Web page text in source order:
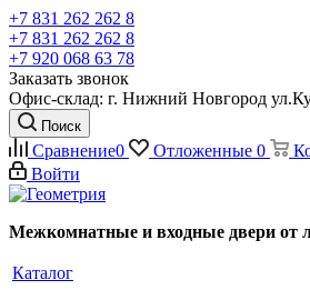
+7 831 262 262 8
+7 831 262 262 8
+7 920 068 63 78
Заказать звонок
Офис-склад: г. Нижний Новгород
Поиск
Сравнение0 Отложенные 0
Войти
Межкомнатные и входные двери от
Каталог